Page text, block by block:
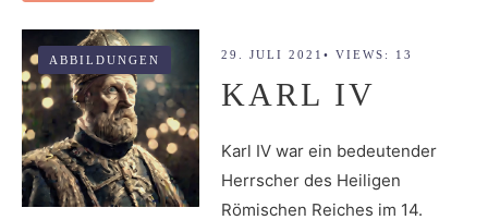
ABBILDUNGEN 29. JULI 2021•VIEWS: 13
KARL IV
Karl IV war ein bedeutender
Herrscher des Heiligen
Römischen Reiches im 14.